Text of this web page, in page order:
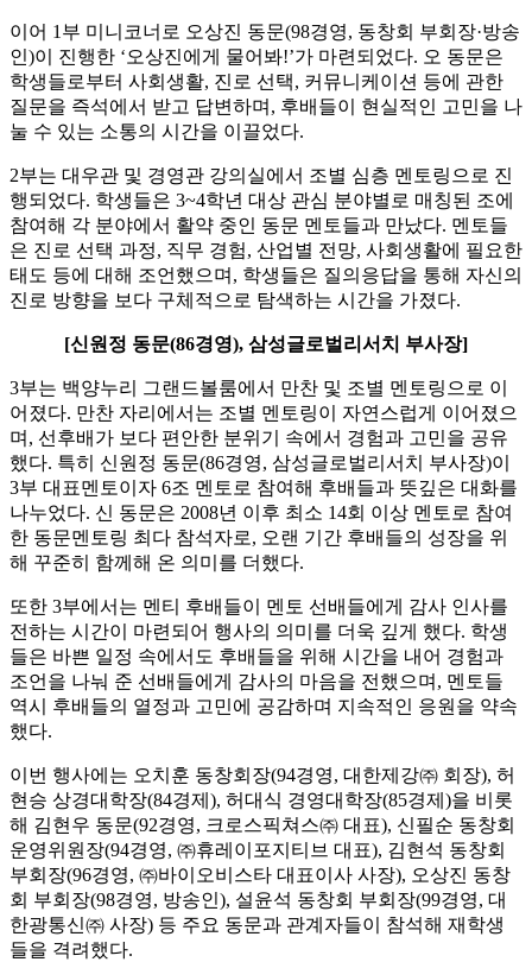
이어 1부 미니코너로 오상진 동문(98경영, 동창회 부회장·방송
인)이 진행한 ‘오상진에게 물어봐!’가 마련되었다. 오 동문은
학생들로부터 사회생활, 진로 선택, 커뮤니케이션 등에 관한
질문을 즉석에서 받고 답변하며, 후배들이 현실적인 고민을 나
눌 수 있는 소통의 시간을 이끌었다.
2부는 대우관 및 경영관 강의실에서 조별 심층 멘토링으로 진
행되었다. 학생들은 3~4학년 대상 관심 분야별로 매칭된 조에
참여해 각 분야에서 활약 중인 동문 멘토들과 만났다. 멘토들
은 진로 선택 과정, 직무 경험, 산업별 전망, 사회생활에 필요한
태도 등에 대해 조언했으며, 학생들은 질의응답을 통해 자신의
진로 방향을 보다 구체적으로 탐색하는 시간을 가졌다.
[신원정 동문(86경영), 삼성글로벌리서치 부사장]
3부는 백양누리 그랜드볼룸에서 만찬 및 조별 멘토링으로 이
어졌다. 만찬 자리에서는 조별 멘토링이 자연스럽게 이어졌으
며, 선후배가 보다 편안한 분위기 속에서 경험과 고민을 공유
했다. 특히 신원정 동문(86경영, 삼성글로벌리서치 부사장)이
3부 대표멘토이자 6조 멘토로 참여해 후배들과 뜻깊은 대화를
나누었다. 신 동문은 2008년 이후 최소 14회 이상 멘토로 참여
한 동문멘토링 최다 참석자로, 오랜 기간 후배들의 성장을 위
해 꾸준히 함께해 온 의미를 더했다.
또한 3부에서는 멘티 후배들이 멘토 선배들에게 감사 인사를
전하는 시간이 마련되어 행사의 의미를 더욱 깊게 했다. 학생
들은 바쁜 일정 속에서도 후배들을 위해 시간을 내어 경험과
조언을 나눠 준 선배들에게 감사의 마음을 전했으며, 멘토들
역시 후배들의 열정과 고민에 공감하며 지속적인 응원을 약속
했다.
이번 행사에는 오치훈 동창회장(94경영, 대한제강㈜ 회장), 허
현승 상경대학장(84경제), 허대식 경영대학장(85경제)을 비롯
해 김현우 동문(92경영, 크로스픽쳐스㈜ 대표), 신필순 동창회
운영위원장(94경영, ㈜휴레이포지티브 대표), 김현석 동창회
부회장(96경영, ㈜바이오비스타 대표이사 사장), 오상진 동창
회 부회장(98경영, 방송인), 설윤석 동창회 부회장(99경영, 대
한광통신㈜ 사장) 등 주요 동문과 관계자들이 참석해 재학생
들을 격려했다.